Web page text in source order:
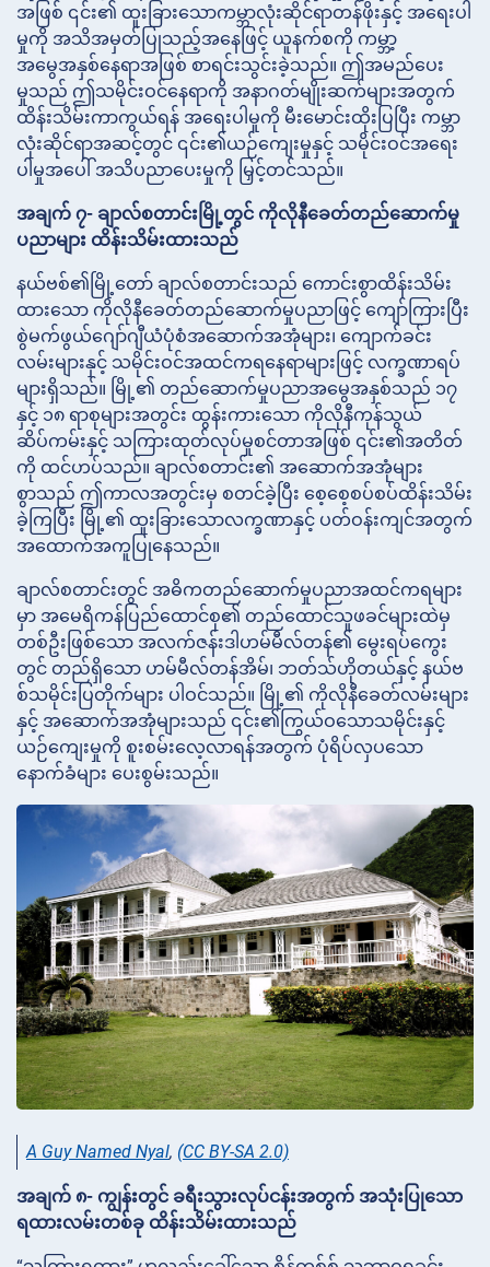
အဖြစ် ၎င်း၏ ထူးခြားသောကမ္ဘာလုံးဆိုင်ရာတန်ဖိုးနှင့် အရေးပါ
မှုကို အသိအမှတ်ပြုသည့်အနေဖြင့် ယူနက်စကို ကမ္ဘာ့
အမွေအနှစ်နေရာအဖြစ် စာရင်းသွင်းခဲ့သည်။ ဤအမည်ပေး
မှုသည် ဤသမိုင်းဝင်နေရာကို အနာဂတ်မျိုးဆက်များအတွက်
ထိန်းသိမ်းကာကွယ်ရန် အရေးပါမှုကို မီးမောင်းထိုးပြပြီး ကမ္ဘာ
လုံးဆိုင်ရာအဆင့်တွင် ၎င်း၏ယဉ်ကျေးမှုနှင့် သမိုင်းဝင်အရေး
ပါမှုအပေါ် အသိပညာပေးမှုကို မြှင့်တင်သည်။
အချက် ၇- ချာလ်စတာင်းမြို့တွင် ကိုလိုနီခေတ်တည်ဆောက်မှု
ပညာများ ထိန်းသိမ်းထားသည်
နယ်ဗစ်၏မြို့တော် ချာလ်စတာင်းသည် ကောင်းစွာထိန်းသိမ်း
ထားသော ကိုလိုနီခေတ်တည်ဆောက်မှုပညာဖြင့် ကျော်ကြားပြီး
စွဲမက်ဖွယ်ဂျော်ဂျီယံပုံစံအဆောက်အအုံများ၊ ကျောက်ခင်း
လမ်းများနှင့် သမိုင်းဝင်အထင်ကရနေရာများဖြင့် လက္ခဏာရပ်
များရှိသည်။ မြို့၏ တည်ဆောက်မှုပညာအမွေအနှစ်သည် ၁၇
နှင့် ၁၈ ရာစုများအတွင်း ထွန်းကားသော ကိုလိုနီကုန်သွယ်
ဆိပ်ကမ်းနှင့် သကြားထုတ်လုပ်မှုစင်တာအဖြစ် ၎င်း၏အတိတ်
ကို ထင်ဟပ်သည်။ ချာလ်စတာင်း၏ အဆောက်အအုံများ
စွာသည် ဤကာလအတွင်းမှ စတင်ခဲ့ပြီး စေ့စေ့စပ်စပ်ထိန်းသိမ်း
ခဲ့ကြပြီး မြို့၏ ထူးခြားသောလက္ခဏာနှင့် ပတ်ဝန်းကျင်အတွက်
အထောက်အကူပြုနေသည်။
ချာလ်စတာင်းတွင် အဓိကတည်ဆောက်မှုပညာအထင်ကရများ
မှာ အမေရိကန်ပြည်ထောင်စု၏ တည်ထောင်သူဖခင်များထဲမှ
တစ်ဦးဖြစ်သော အလက်ဇန်းဒါဟမ်မီလ်တန်၏ မွေးရပ်ကွေး
တွင် တည်ရှိသော ဟမ်မီလ်တန်အိမ်၊ ဘတ်သ်ဟိုတယ်နှင့် နယ်ဗ
စ်သမိုင်းပြတိုက်များ ပါဝင်သည်။ မြို့၏ ကိုလိုနီခေတ်လမ်းများ
နှင့် အဆောက်အအုံများသည် ၎င်း၏ကြွယ်ဝသောသမိုင်းနှင့်
ယဉ်ကျေးမှုကို စူးစမ်းလေ့လာရန်အတွက် ပုံရိပ်လှပသော
နောက်ခံများ ပေးစွမ်းသည်။
A Guy Named Nyal, (CC BY-SA 2.0)
အချက် ၈- ကျွန်းတွင် ခရီးသွားလုပ်ငန်းအတွက် အသုံးပြုသော
ရထားလမ်းတစ်ခု ထိန်းသိမ်းထားသည်